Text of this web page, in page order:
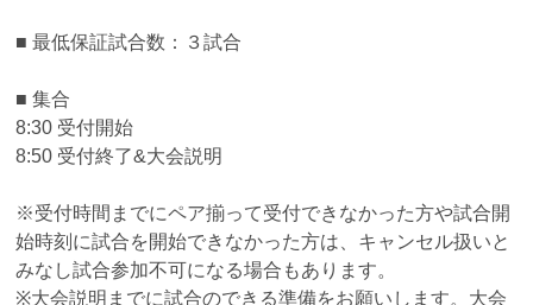
■ 最低保証試合数：３試合
■ 集合
8:30 受付開始
8:50 受付終了&大会説明
※受付時間までにペア揃って受付できなかった方や試合開
始時刻に試合を開始できなかった方は、キャンセル扱いと
みなし試合参加不可になる場合もあります。
※大会説明までに試合のできる準備をお願いします。大会